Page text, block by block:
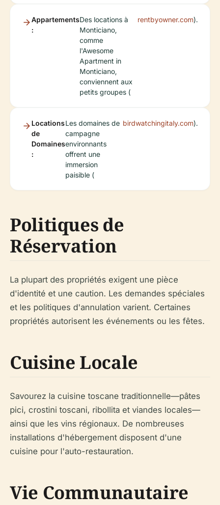
Appartements
:
Des locations à
Monticiano,
comme
l'Awesome
Apartment in
Monticiano,
conviennent aux
petits groupes (
rentbyowner.com).
Locations
de
Domaines
:
Les domaines de
campagne
environnants
offrent une
immersion
paisible (
birdwatchingitaly.com).
Politiques de
Réservation
La plupart des propriétés exigent une pièce
d'identité et une caution. Les demandes spéciales
et les politiques d'annulation varient. Certaines
propriétés autorisent les événements ou les fêtes.
Cuisine Locale
Savourez la cuisine toscane traditionnelle—pâtes
pici, crostini toscani, ribollita et viandes locales—
ainsi que les vins régionaux. De nombreuses
installations d'hébergement disposent d'une
cuisine pour l'auto-restauration.
Vie Communautaire